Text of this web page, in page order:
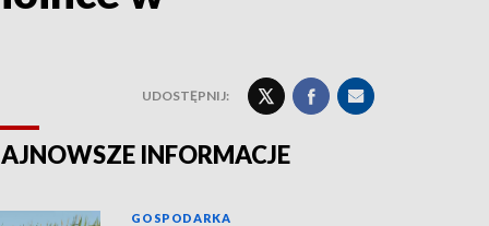
UDOSTĘPNIJ:
INFORMACJE
GOSPODARKA